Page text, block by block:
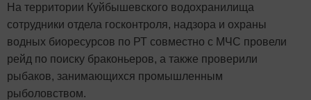
На территории Куйбышевского водохранилища
сотрудники отдела госконтроля, надзора и охраны
водных биоресурсов по РТ совместно с МЧС провели
рейд по поиску браконьеров, а также проверили
рыбаков, занимающихся промышленным
рыболовством.